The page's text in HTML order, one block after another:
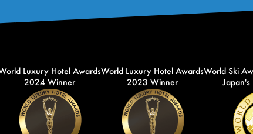
Luxury Hotel Awards
2024 Winner
World Luxury Hotel Awards
2023 Winner
World Ski
Japan's